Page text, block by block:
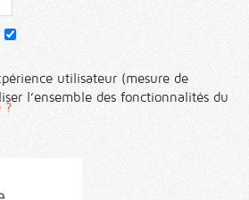
?
utilisateur (mesure de
l’ensemble des fonctionnalités du